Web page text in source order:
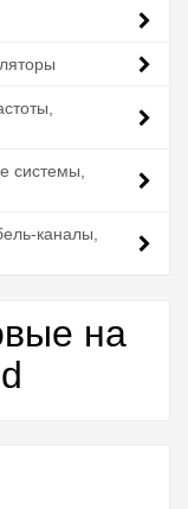
системы,
каналы,
на